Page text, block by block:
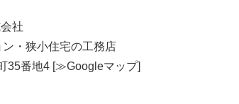
社
・狭小住宅の工務店
35番地4[≫Googleマップ]